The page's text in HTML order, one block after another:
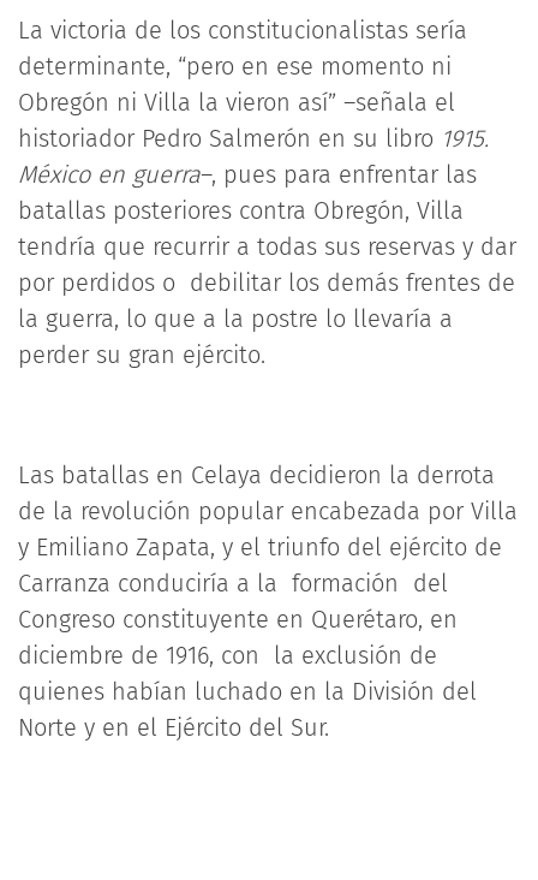
La victoria de los constitucionalistas sería
determinante, “pero en ese momento ni
Obregón ni Villa la vieron así” –señala el
historiador Pedro Salmerón en su libro 1915.
México en guerra–, pues para enfrentar las
batallas posteriores contra Obregón, Villa
tendría que recurrir a todas sus reservas y dar
por perdidos o debilitar los demás frentes de
la guerra, lo que a la postre lo llevaría a
perder su gran ejército.
Las batallas en Celaya decidieron la derrota
de la revolución popular encabezada por Villa
y Emiliano Zapata, y el triunfo del ejército de
Carranza conduciría a la formación del
Congreso constituyente en Querétaro, en
diciembre de 1916, con la exclusión de
quienes habían luchado en la División del
Norte y en el Ejército del Sur.